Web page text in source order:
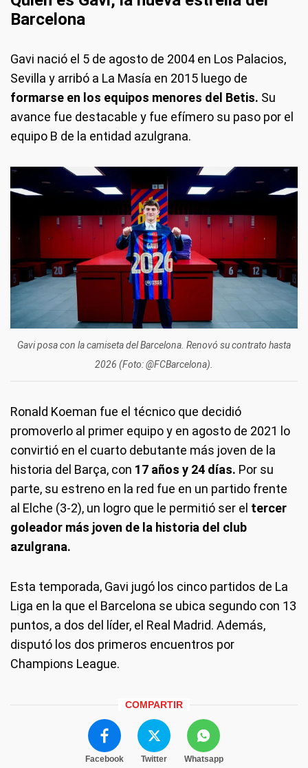
Barcelona
Gavi nació el 5 de agosto de 2004 en Los Palacios,
Sevilla y arribó a La Masía en 2015 luego de
formarse en los equipos menores del Betis. Su
avance fue destacable y fue efímero su paso por el
equipo B de la entidad azulgrana.
Gavi posa con la camiseta del Barcelona. Renovó su contrato hasta
2026 (Foto: @FCBarcelona).
Ronald Koeman fue el técnico que decidió
promoverlo al primer equipo y en agosto de 2021 lo
convirtió en el cuarto debutante más joven de la
historia del Barça, con 17 años y 24 días. Por su
parte, su estreno en la red fue en un partido frente
al Elche (3-2), un logro que le permitió ser el tercer
goleador más joven de la historia del club
azulgrana.
Esta temporada, Gavi jugó los cinco partidos de La
Liga en la que el Barcelona se ubica segundo con 13
puntos, a dos del líder, el Real Madrid. Además,
disputó los dos primeros encuentros por
Champions League.
COMPARTIR
Facebook Twitter Whatsapp